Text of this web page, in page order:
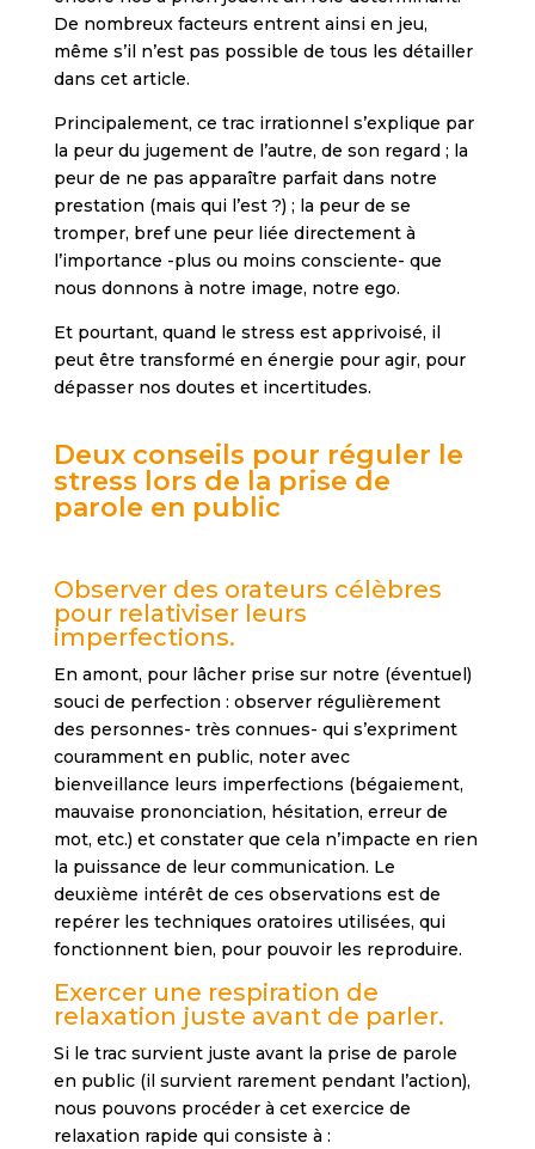
De nombreux facteurs entrent ainsi en jeu,
même s’il n’est pas possible de tous les détailler
dans cet article.
Principalement, ce trac irrationnel s’explique par
la peur du jugement de l’autre, de son regard ; la
peur de ne pas apparaître parfait dans notre
prestation (mais qui l’est ?) ; la peur de se
tromper, bref une peur liée directement à
l’importance -plus ou moins consciente- que
nous donnons à notre image, notre ego.
Et pourtant, quand le stress est apprivoisé, il
peut être transformé en énergie pour agir, pour
dépasser nos doutes et incertitudes.
Deux conseils pour réguler le
stress lors de la prise de
parole en public
Observer des orateurs célèbres
pour relativiser leurs
imperfections.
En amont, pour lâcher prise sur notre (éventuel)
souci de perfection : observer régulièrement
des personnes- très connues- qui s’expriment
couramment en public, noter avec
bienveillance leurs imperfections (bégaiement,
mauvaise prononciation, hésitation, erreur de
mot, etc.) et constater que cela n’impacte en rien
la puissance de leur communication. Le
deuxième intérêt de ces observations est de
repérer les techniques oratoires utilisées, qui
fonctionnent bien, pour pouvoir les reproduire.
Exercer une respiration de
relaxation juste avant de parler.
Si le trac survient juste avant la prise de parole
en public (il survient rarement pendant l’action),
nous pouvons procéder à cet exercice de
relaxation rapide qui consiste à :